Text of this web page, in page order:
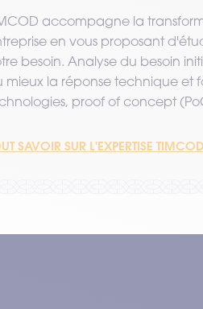
accompagne la
en vous proposant
besoin. Analyse du besoin
mieux la réponse technique et
proof of concept
SAVOIR SUR L'EXPERTISE TIMCOD